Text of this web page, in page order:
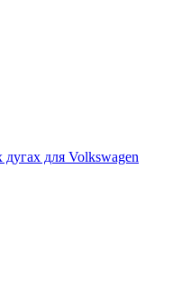
для Volkswagen